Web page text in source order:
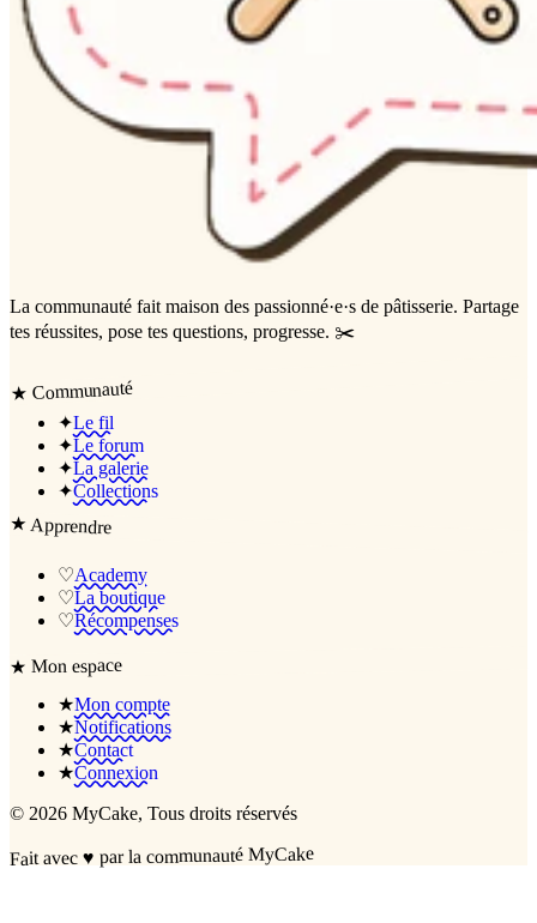
La communauté fait maison des passionné·e·s de pâtisserie. Partage
tes réussites, pose tes questions, progresse. ✂️
★ Communauté
✦Le fil
✦Le forum
✦La galerie
✦Collections
★Apprendre
♡Academy
♡La boutique
♡Récompenses
★Mon espace
★Mon compte
★Notifications
★Contact
★Connexion
© 2026 MyCake, Tous droits réservés
Fait avec♥ par la communauté MyCake